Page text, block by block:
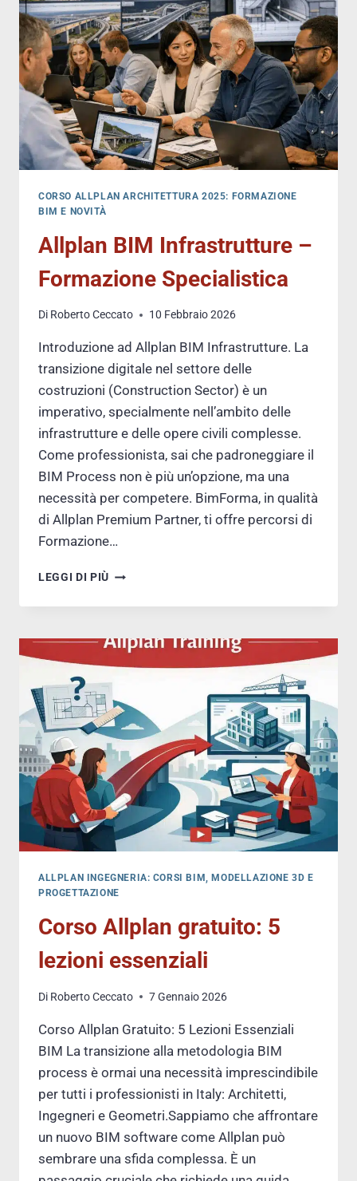
ESECUTIVO
CORSO ALLPLAN ARCHITETTURA 2025: FORMAZIONE
BIM E NOVITÀ
Allplan BIM Infrastrutture –
Formazione Specialistica
Di Roberto Ceccato 10 Febbraio 2026
Introduzione ad Allplan BIM Infrastrutture. La
transizione digitale nel settore delle
costruzioni (Construction Sector) è un
imperativo, specialmente nell’ambito delle
infrastrutture e delle opere civili complesse.
Come professionista, sai che padroneggiare il
BIM Process non è più un’opzione, ma una
necessità per competere. BimForma, in qualità
di Allplan Premium Partner, ti offre percorsi di
Formazione…
LEGGI DI PIÙ ALLPLAN
INFRASTRUTTURE
FORMAZIONE
SPECIALISTICA
ALLPLAN INGEGNERIA: CORSI BIM, MODELLAZIONE 3D E
PROGETTAZIONE
Corso Allplan gratuito: 5
lezioni essenziali
Di Roberto Ceccato 7 Gennaio 2026
Corso Allplan Gratuito: 5 Lezioni Essenziali
BIM La transizione alla metodologia BIM
process è ormai una necessità imprescindibile
per tutti i professionisti in Italy: Architetti,
Ingegneri e Geometri.Sappiamo che affrontare
un nuovo BIM software come Allplan può
sembrare una sfida complessa. È un